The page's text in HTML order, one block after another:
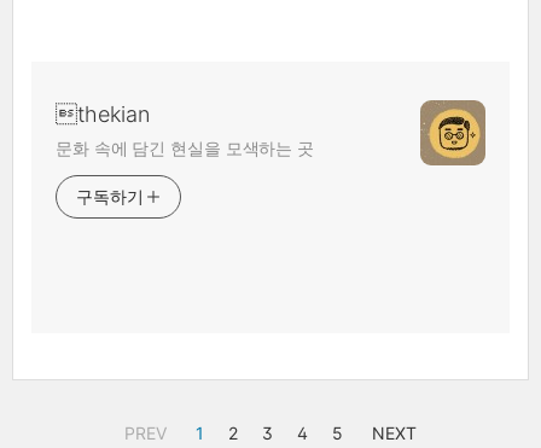
thekian
문화 속에 담긴 현실을 모색하는 곳
구독하기
PREV 1 2 3 4 5 NEXT